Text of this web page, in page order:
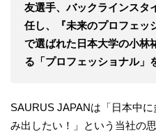
友選手、バックラインスタ
任し、『未来のプロフェッ
で選ばれた日本大学の小林
る「プロフェッショナル」
SAURUS JAPANは「日本中
み出したい！」という当社の